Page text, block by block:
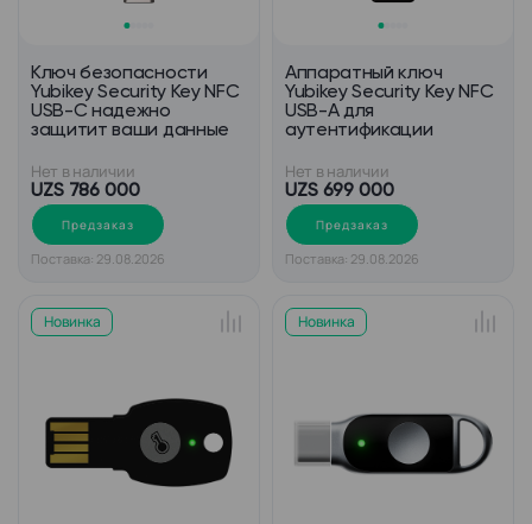
Ключ безопасности
Yubikey Security Key NFC
USB-C надежно
защитит ваши данные
Нет в наличии
UZS 786 000
Предзаказ
Поставка: 29.08.2026
Аппаратный ключ
Yubikey Security Key NFC
USB-А для
аутентификации
Нет в наличии
UZS 699 000
Предзаказ
Поставка: 29.08.2026
Новинка Новинка